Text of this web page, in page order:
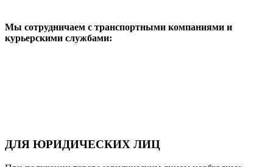
Мы сотрудничаем с транспортными компаниями и
курьерскими службами:
ДЛЯ ЮРИДИЧЕСКИХ ЛИЦ